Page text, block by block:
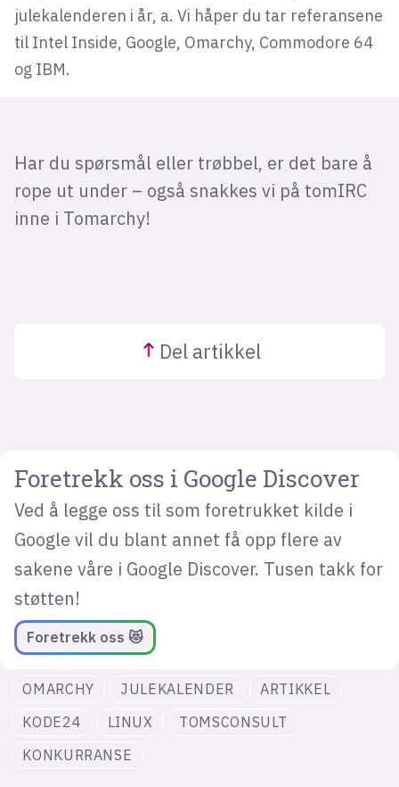
julekalenderen i år, a. Vi håper du tar referansene
til Intel Inside, Google, Omarchy, Commodore 64
og IBM.
Har du spørsmål eller trøbbel, er det bare å
rope ut under – også snakkes vi på tomIRC
inne i Tomarchy!
Del artikkel
Foretrekk oss i Google Discover
Ved å legge oss til som foretrukket kilde i
Google vil du blant annet få opp flere av
sakene våre i Google Discover. Tusen takk for
støtten!
Foretrekk oss 😻
OMARCHY JULEKALENDER
ARTIKKEL
KODE24
LINUX
TOMSCONSULT
KONKURRANSE